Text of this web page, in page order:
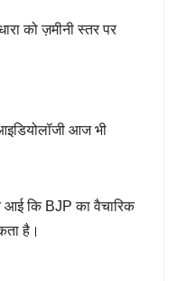
को ज़मीनी स्तर पर
आज भी
आई कि BJP का वैचारिक
है।